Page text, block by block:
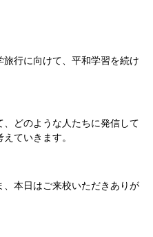
行に向けて、平和学習を続け
どのような人たちに発信して
ていきます。
本日はご来校いただきありが